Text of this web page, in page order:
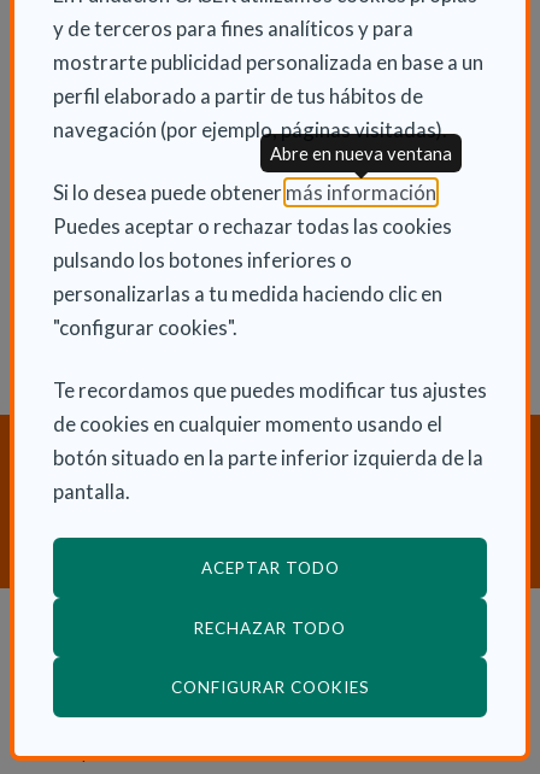
y de terceros para fines analíticos y para
mostrarte publicidad personalizada en base a un
perfil elaborado a partir de tus hábitos de
navegación (por ejemplo, páginas visitadas).
Si lo desea puede obtener más información
Puedes aceptar o rechazar todas las cookies
pulsando los botones inferiores o
personalizarlas a tu medida haciendo clic en
"configurar cookies".
Te recordamos que puedes modificar tus ajustes
de cookies en cualquier momento usando el
botón situado en la parte inferior izquierda de la
pantalla.
ACEPTAR TODO
RECHAZAR TODO
CONFIGURAR COOKIES
Abre en nueva ventana
signos en este servicio”.
INFORMACIÓN ADICIONAL
Mar 14 Enero 2020
Actualidad
¿Necesitas orientación sobre
Dependencia y Discapacidad?
Dependencia y autonomía
Dependencia en las CCAA